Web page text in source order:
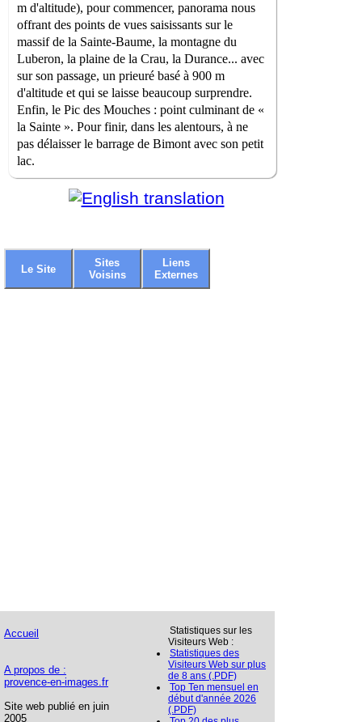
m d'altitude), pour commencer, panorama nous
offrant des points de vues saisissants sur le
massif de la Sainte-Baume, la montagne du
Luberon, la plaine de la Crau, la Durance... avec
sur son passage, un prieuré basé à 900 m
d'altitude et qui se laisse beaucoup surprendre.
Enfin, le Pic des Mouches : point culminant de «
la Sainte ». Pour finir, dans les alentours, à ne
pas délaisser le barrage de Bimont avec son petit
lac.
Le Site
Sites
Voisins
Liens
Externes
Accueil
A propos de :
provence-en-images.fr
Site web publié en juin
2005
Statistiques sur les
Visiteurs Web :
Statistiques des
Visiteurs Web sur plus
de 8 ans (.PDF)
Top Ten mensuel en
début d'année 2026
(.PDF)